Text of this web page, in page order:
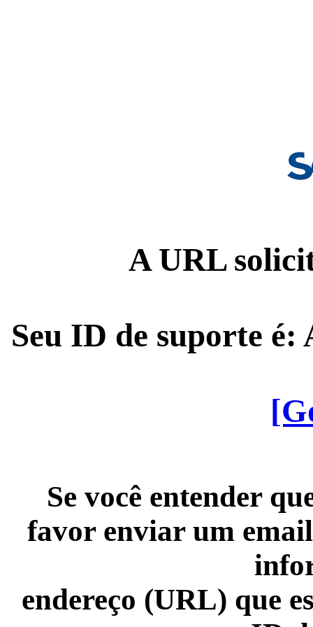
A URL
Seu ID de suporte é:
Se você entender
favor enviar um
endereço (URL) que